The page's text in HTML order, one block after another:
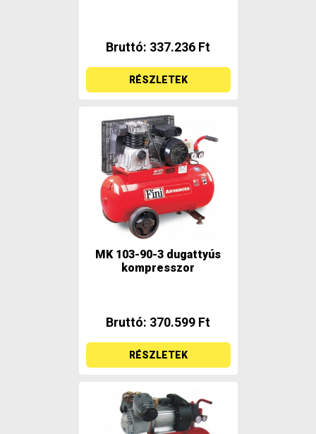
Bruttó: 337.236 Ft
RÉSZLETEK
MK 103-90-3 dugattyús
kompresszor
Bruttó: 370.599 Ft
RÉSZLETEK